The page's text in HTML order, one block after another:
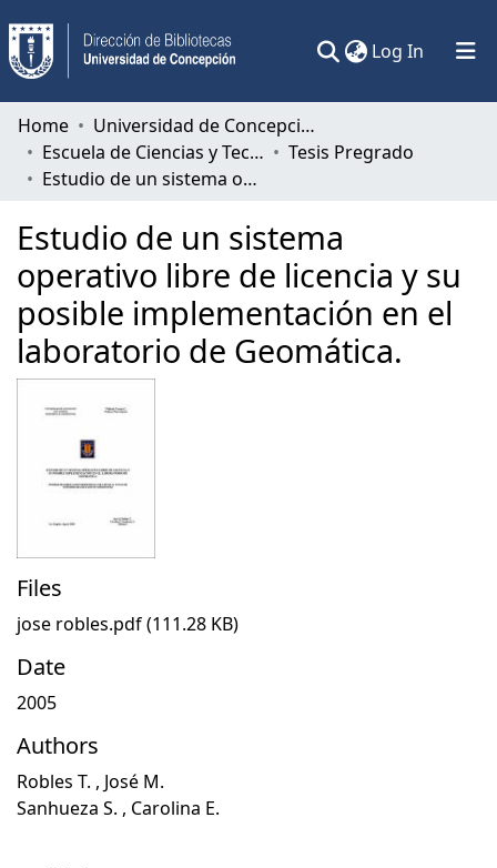
Log In (current)
Communities & Collections
All of DSpace
Home
Universidad de Concepción
Escuela de Ciencias y Tecnologías
Tesis Pregrado
Estudio de un sistema operativo libre de licencia y su posible implementación en el laboratorio de Geomática.
Estudio de un sistema
operativo libre de licencia y su
posible implementación en el
laboratorio de Geomática.
Files
jose robles.pdf(111.28 KB)
Date
2005
Authors
Robles T. , José M.
Sanhueza S. , Carolina E.